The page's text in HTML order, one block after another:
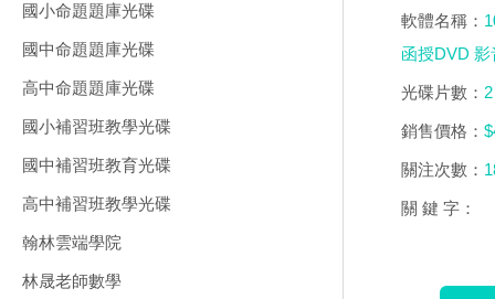
國小命題題庫光碟
國中命題題庫光碟
高中命題題庫光碟
國小補習班教學光碟
國中補習班教育光碟
高中補習班教學光碟
翰林雲端學院
林晟老師數學
軟體名稱：
函授DVD
光碟片數： 2
銷售價格：
關注次數：
關 鍵 字：